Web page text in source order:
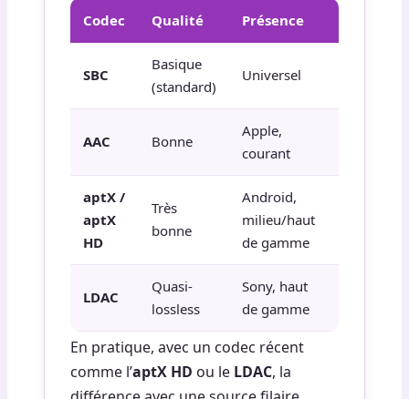
Codec Qualité Présence
SBC
Basique
(standard)
Universel
AAC Bonne
Apple,
courant
aptX /
aptX
HD
Très
bonne
Android,
milieu/haut
de gamme
LDAC
Quasi-
lossless
Sony, haut
de gamme
En pratique, avec un codec récent
comme l’aptX HD ou le LDAC, la